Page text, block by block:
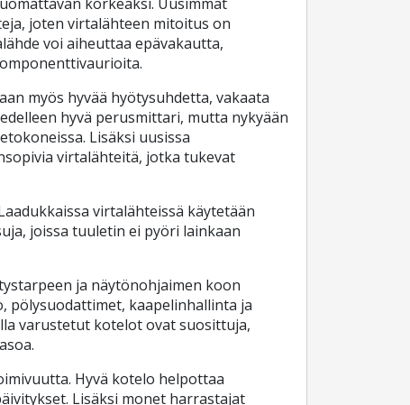
joten virtalähteen mitoitus on
voi aiheuttaa epävakautta,
myös hyvää hyötysuhdetta, vakaata
hyvä perusmittari, mutta nykyään
Lisäksi uusissa
virtalähteitä, jotka tukevat
virtalähteissä käytetään
joissa tuuletin ei pyöri lainkaan
ja näytönohjaimen koon
pölysuodattimet, kaapelinhallinta ja
varustetut kotelot ovat suosittuja,
Hyvä kotelo helpottaa
Lisäksi monet harrastajat